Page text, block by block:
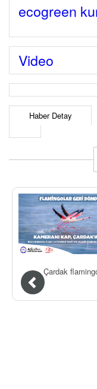
ecogreen
Video
Haber Detay
Çardak